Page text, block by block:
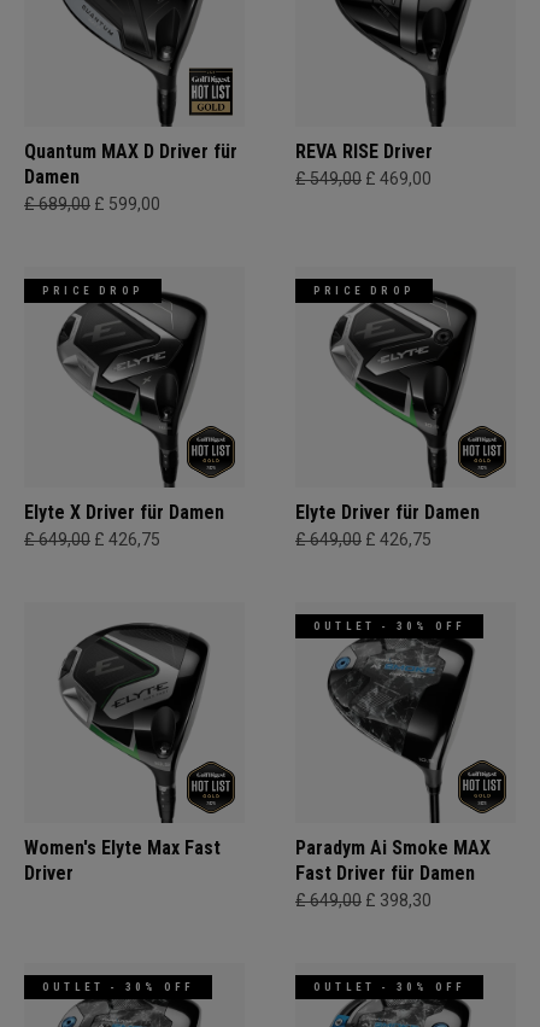
Quantum MAX D Driver für
Damen
£ 689,00 £ 599,00
REVA RISE Driver
£ 549,00 £ 469,00
PRICE DROP
Elyte X Driver für Damen
£ 649,00 £ 426,75
PRICE DROP
Elyte Driver für Damen
£ 649,00 £ 426,75
Women's Elyte Max Fast
Driver
OUTLET - 30% OFF
Paradym Ai Smoke MAX
Fast Driver für Damen
£ 649,00 £ 398,30
OUTLET - 30% OFF OUTLET - 30% OFF